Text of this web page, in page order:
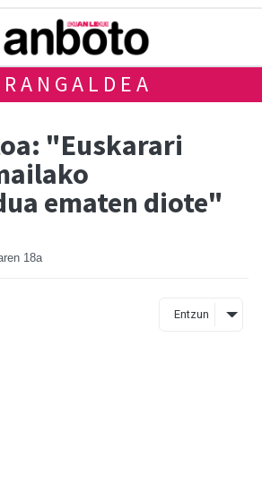
"Euskarari
ematen diote"
18a
Entzun